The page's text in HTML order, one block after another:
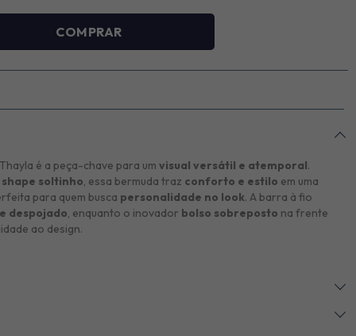
é a peça-chave para um visual versátil e atemporal.
shape soltinho, essa bermuda traz conforto e estilo em uma
para quem busca personalidade no look. A barra à fio
despojado, enquanto o inovador bolso sobreposto na frente
ao design.